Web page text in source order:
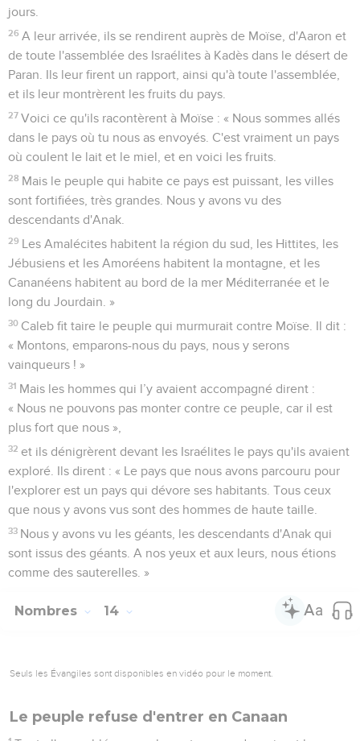
jours.
26 A leur arrivée, ils se rendirent auprès de Moïse, d'Aaron et
de toute l'assemblée des Israélites à Kadès dans le désert de
Paran. Ils leur firent un rapport, ainsi qu'à toute l'assemblée,
et ils leur montrèrent les fruits du pays.
27 Voici ce qu'ils racontèrent à Moïse : « Nous sommes allés
dans le pays où tu nous as envoyés. C'est vraiment un pays
où coulent le lait et le miel, et en voici les fruits.
28 Mais le peuple qui habite ce pays est puissant, les villes
sont fortifiées, très grandes. Nous y avons vu des
descendants d'Anak.
29 Les Amalécites habitent la région du sud, les Hittites, les
Jébusiens et les Amoréens habitent la montagne, et les
Cananéens habitent au bord de la mer Méditerranée et le
long du Jourdain. »
30 Caleb fit taire le peuple qui murmurait contre Moïse. Il dit :
« Montons, emparons-nous du pays, nous y serons
vainqueurs ! »
31 Mais les hommes qui l’y avaient accompagné dirent :
« Nous ne pouvons pas monter contre ce peuple, car il est
plus fort que nous »,
32 et ils dénigrèrent devant les Israélites le pays qu'ils avaient
exploré. Ils dirent : « Le pays que nous avons parcouru pour
l'explorer est un pays qui dévore ses habitants. Tous ceux
que nous y avons vus sont des hommes de haute taille.
33 Nous y avons vu les géants, les descendants d'Anak qui
sont issus des géants. A nos yeux et aux leurs, nous étions
comme des sauterelles. »
Nombres 14
Seuls les Évangiles sont disponibles en vidéo pour le moment.
Le peuple refuse d'entrer en Canaan